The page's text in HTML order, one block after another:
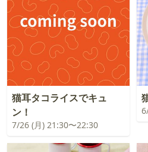
猫耳タコライスでキュ
ン！
7/26 (月) 21:30〜22:30